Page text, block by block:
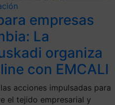
empresas
La
organiza
con EMCALI
acciones impulsadas para
el tejido empresarial y